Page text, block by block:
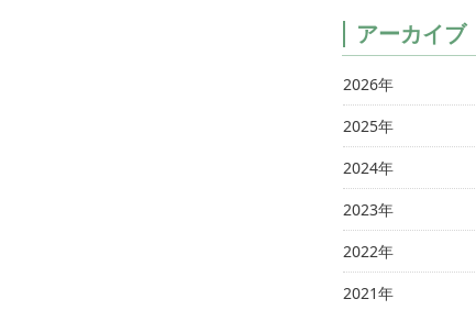
アーカイブ
2026年
2025年
2024年
2023年
2022年
2021年